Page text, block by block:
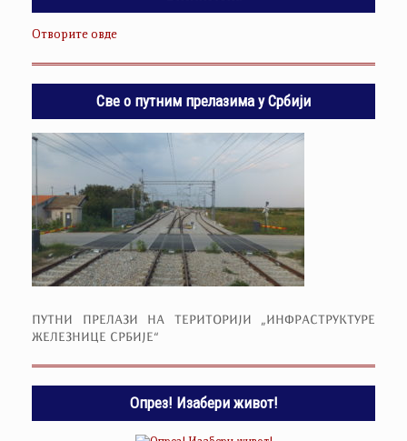
Отворите овде
Све о путним прелазима у Србији
ПУТНИ ПРЕЛАЗИ НА ТЕРИТОРИЈИ „ИНФРАСТРУКТУРЕ
ЖЕЛЕЗНИЦЕ СРБИЈЕ“
Опрез! Изабери живот!